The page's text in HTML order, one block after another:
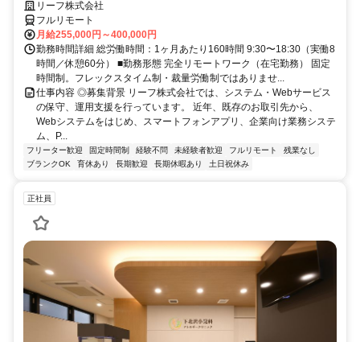
リーフ株式会社
フルリモート
月給255,000円～400,000円
勤務時間詳細 総労働時間：1ヶ月あたり160時間 9:30〜18:30（実働8
時間／休憩60分） ■勤務形態 完全リモートワーク（在宅勤務） 固定
時間制。フレックスタイム制・裁量労働制ではありませ...
仕事内容 ◎募集背景 リーフ株式会社では、システム・Webサービス
の保守、運用支援を行っています。 近年、既存のお取引先から、
Webシステムをはじめ、スマートフォンアプリ、企業向け業務システ
ム、P...
フリーター歓迎 固定時間制 経験不問 未経験者歓迎 フルリモート
残業なし
ブランクOK
育休あり 長期歓迎 長期休暇あり 土日祝休み
正社員